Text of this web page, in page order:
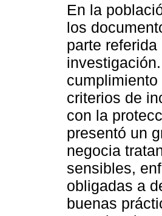
En la
los
parte
criterios de
con la
presentó un
negocia
sensibles,
obligadas a
buenas